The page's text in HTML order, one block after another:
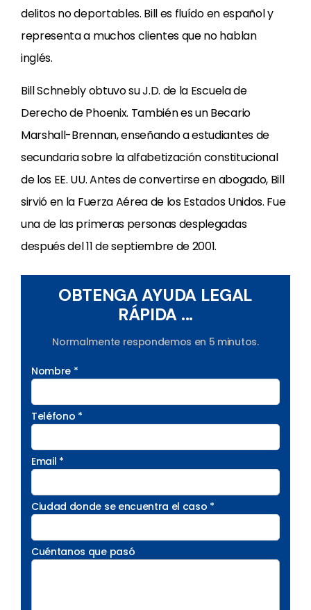
delitos no deportables. Bill es fluído en español y
representa a muchos clientes que no hablan
inglés.
Bill Schnebly obtuvo su J.D. de la Escuela de
Derecho de Phoenix. También es un Becario
Marshall-Brennan, enseñando a estudiantes de
secundaria sobre la alfabetización constitucional
de los EE. UU. Antes de convertirse en abogado, Bill
sirvió en la Fuerza Aérea de los Estados Unidos. Fue
una de las primeras personas desplegadas
después del 11 de septiembre de 2001.
OBTENGA AYUDA LEGAL
RÁPIDA ...
Normalmente respondemos en 5 minutos.
Nombre *
Teléfono *
Email *
Ciudad donde se encuentra el caso *
Cuéntanos que pasó